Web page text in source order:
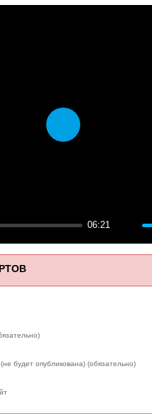
06:21
Play
будет опубликована) (обязательно)